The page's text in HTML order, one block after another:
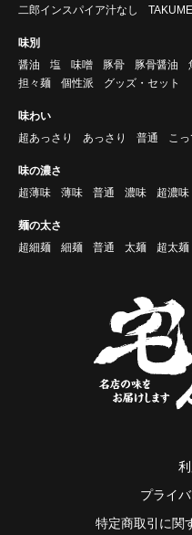
二郎インスパイア汁なし
味別
醤油
塩 味噌 豚骨 豚骨醤油
担々麺
個性派 グッズ・セット
味わい
超あっさり
あっさり 普通 こっ
味の濃さ
超薄味
薄味 普通 濃味 超濃味
麺の太さ
超細麺
細麺 普通 太麺 超太麺
プライ
特定商取引に関